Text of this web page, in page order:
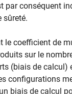
conséquent
sûreté.
le coefficient de
sur le
(biais de calcul)
configurations
biais de calcul